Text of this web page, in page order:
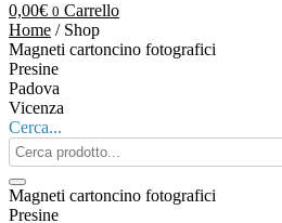
0,00€ 0 Carrello
Home / Shop
Magneti cartoncino fotografici
Presine
Padova
Vicenza
Cerca...
Search
products:
Magneti cartoncino fotografici
Presine